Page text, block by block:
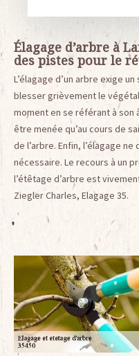
Élagage d’arbre à
des pistes pour le
L’élagage d’un arbre exige
blesser grièvement le
moment en se référant à son
être menée qu’au cours de
de l’arbre. Enfin, l’élagage
nécessaire. Le recours à un
l’étêtage d’arbre est
Ziegler Charles, Elagage 35.